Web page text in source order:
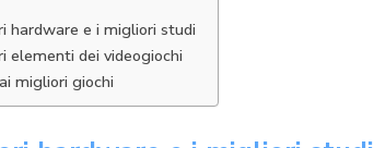
hardware e i migliori studi
elementi dei videogiochi
migliori giochi